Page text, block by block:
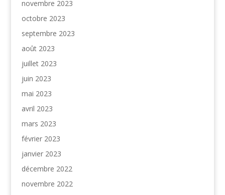
novembre 2023
octobre 2023
septembre 2023
août 2023
juillet 2023
juin 2023
mai 2023
avril 2023
mars 2023
février 2023
janvier 2023
décembre 2022
novembre 2022